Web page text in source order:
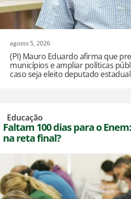
agosto 5, 2026
(PI) Mauro Eduardo afirma que
municípios e ampliar políticas
caso seja eleito deputado
Educação
Faltam 100 dias para o
na reta final?